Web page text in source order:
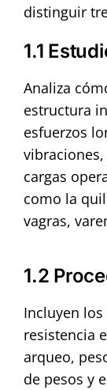
distinguir
1.1
Analiza
estructura
esfuerzos
cargas
como la
vagras,
1.2
Incluyen
resistencia
arqueo,
de pesos y